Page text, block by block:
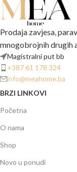
Prodaja zavjesa,
mnogobrojnih drugih
Magistralni put bb
+387 61 178 324
info@meahome.ba
BRZI LINKOVI
Početna
O nama
Shop
Novo u ponudi